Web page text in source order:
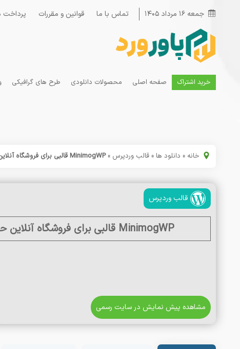
جمعه ۱۶ مرداد ۱۴۰۵ تماس با ما قوانین و مقررات پرداخت
خرید اشتراک صفحه اصلی محصولات دانلودی طرح های گرافیکی
خانه » دانلود ها » قالب وردپرس »MinimogWP قالبی برای فروشگاه آنلاین حرفه‌ای و جذاب در وردپرس
قالب وردپرس
MinimogWP قالبی برای فروشگاه آنلاین حرفه‌ای و جذاب در وردپرس
مشاهده پیش نمایش در سایت رسمی